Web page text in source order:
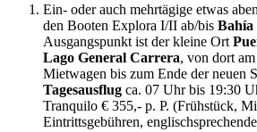
Ein- oder auch mehrtägige etwas
den Booten Explora I/II ab/bis Bahía
Ausgangspunkt ist der kleine Ort
Lago General Carrera, von dort
Mietwagen bis zum Ende der neuen
Tagesausflug ca. 07 Uhr bis 19:30
Tranquilo € 355,- p. P. (Frühstück,
Eintrittsgebühren,